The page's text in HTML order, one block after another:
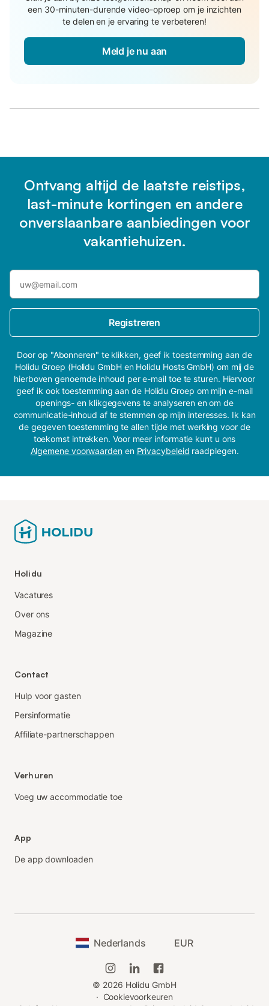
een 30-minuten-durende video-oproep om je inzichten
te delen en je ervaring te verbeteren!
Meld je nu aan
Ontvang altijd de laatste reistips,
last-minute kortingen en andere
onverslaanbare aanbiedingen voor
vakantiehuizen.
Registreren
Door op "Abonneren" te klikken, geef ik toestemming aan de
Holidu Groep (Holidu GmbH en Holidu Hosts GmbH) om mij de
hierboven genoemde inhoud per e-mail toe te sturen. Hiervoor
geef ik ook toestemming aan de Holidu Groep om mijn e-mail
openings- en klikgegevens te analyseren en om de
communicatie-inhoud af te stemmen op mijn interesses. Ik kan
de gegeven toestemming te allen tijde met werking voor de
toekomst intrekken. Voor meer informatie kunt u ons
Algemene voorwaardenen Privacybeleid raadplegen.
Holidu
Vacatures
Over ons
Magazine
Contact
Hulp voor gasten
Persinformatie
Affiliate-partnerschappen
Verhuren
Voeg uw accommodatie toe
App
De app downloaden
Nederlands EUR
© 2026 Holidu GmbH
· Cookievoorkeuren